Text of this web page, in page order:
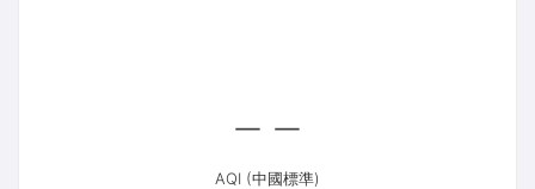
AQI (中國標準)
--